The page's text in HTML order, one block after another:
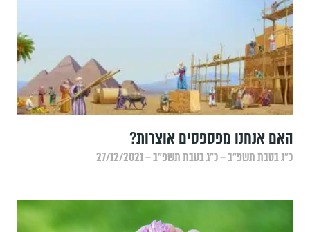
האם אנחנו מפספסים אוצרות?
כ״ג בטבת תשפ״ב – כ״ג בטבת תשפ״ב – 27/12/2021